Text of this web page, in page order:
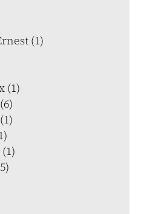
(1)
(1)